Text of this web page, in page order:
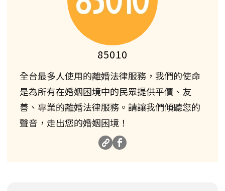
85010
全台最多人使用的離婚法律服務，我們的使命
是為所有在婚姻困境中的民眾提供平價、友
善、專業的離婚法律服務。請讓我們傾聽您的
聲音，走出您的婚姻困境！